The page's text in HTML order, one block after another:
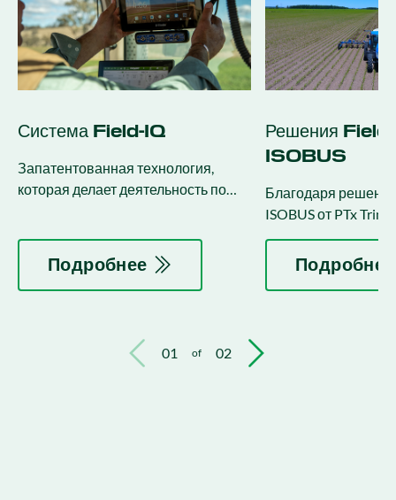
Система Field-IQ
Запатентованная технология,
которая делает деятельность по
Подробнее
Решения
ISOBUS
Благодаря
ISOBUS от PTx
оборудования.
Подробнее
01 of 02